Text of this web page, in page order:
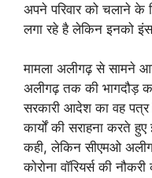
अपने परिवार को चलाने के
लगा रहे है लेकिन इनको
मामला अलीगढ़ से
अलीगढ़ तक की भागदौड़
सरकारी आदेश का वह पत्र
कार्यों की सराहना करते
कही, लेकिन सीएमओ
कोरोना वॉरियर्स की